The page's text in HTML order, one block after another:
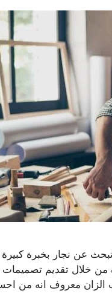
عن نجار بخبرة
من خلال تقديم تصميمات
معروف انه من